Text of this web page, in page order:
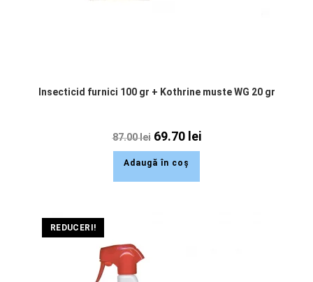
Insecticid furnici 100 gr + Kothrine muste WG 20 gr
87.00lei 69.70 lei
Adaugă în coș
REDUCERI!